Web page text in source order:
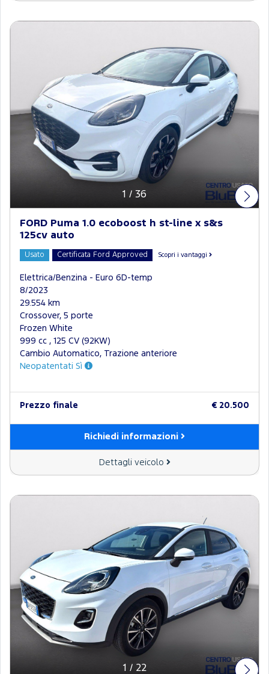
1 / 36
FORD Puma 1.0 ecoboost h st-line x s&s
125cv auto
Usato Certificata Ford Approved Scopri i vantaggi
Elettrica/Benzina - Euro 6D-temp
8/2023
29.554 km
Crossover, 5 porte
Frozen White
999 cc , 125 CV (92KW)
Cambio Automatico, Trazione anteriore
Neopatentati Sì
Prezzo finale € 20.500
Richiedi informazioni
Dettagli veicolo
1 / 22